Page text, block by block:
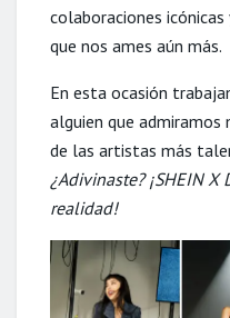
colaboraciones
que nos ames aún más.
En esta ocasión
alguien que admiramos
de las artistas más
¿Adivinaste? ¡SHEIN X
realidad!